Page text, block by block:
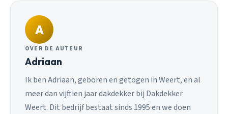
A
OVER DE AUTEUR
Adriaan
Ik ben Adriaan, geboren en getogen in Weert, en al
meer dan vijftien jaar dakdekker bij Dakdekker
Weert. Dit bedrijf bestaat sinds 1995 en we doen